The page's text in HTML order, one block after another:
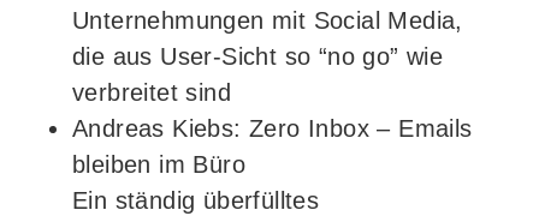
Unternehmungen mit Social Media,
die aus User-Sicht so “no go” wie
verbreitet sind
Andreas Kiebs: Zero Inbox – Emails
bleiben im Büro
Ein ständig überfülltes